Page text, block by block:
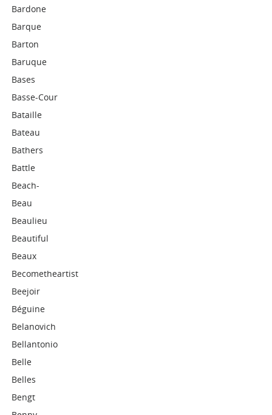
Bardone
Barque
Barton
Baruque
Bases
Basse-Cour
Bataille
Bateau
Bathers
Battle
Beach-
Beau
Beaulieu
Beautiful
Beaux
Becometheartist
Beejoir
Béguine
Belanovich
Bellantonio
Belle
Belles
Bengt